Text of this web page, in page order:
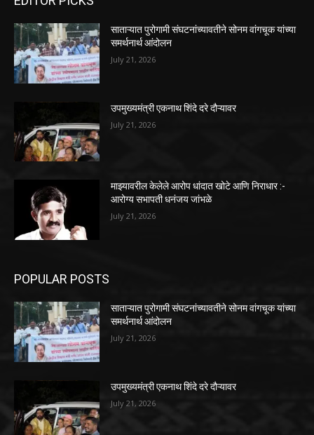
साताऱ्यात पुरोगामी संघटनांच्यावतीने सोनम वांगचूक यांच्या
समर्थनार्थ आंदोलन
July 21, 2026
उपमुख्यमंत्री एकनाथ शिंदे दरे दौऱ्यावर
July 21, 2026
माझ्यावरील केलेले आरोप धांदात खोटे आणि निराधार :-
आरोग्य सभापती धनंजय जांभळे
July 21, 2026
POPULAR POSTS
साताऱ्यात पुरोगामी संघटनांच्यावतीने सोनम वांगचूक यांच्या
समर्थनार्थ आंदोलन
July 21, 2026
उपमुख्यमंत्री एकनाथ शिंदे दरे दौऱ्यावर
July 21, 2026